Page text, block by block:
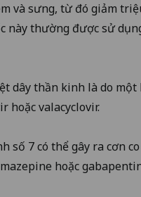
và sưng, từ đó giảm
này thường được sử
dây thần kinh là do
hoặc valacyclovir.
số 7 có thể gây ra cơn
hoặc